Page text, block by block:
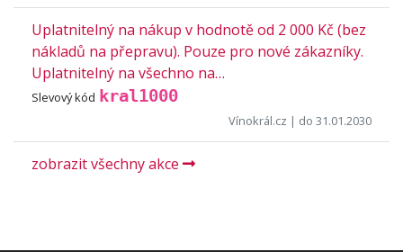
Uplatnitelný na nákup v hodnotě od 2 000 Kč (bez
nákladů na přepravu). Pouze pro nové zákazníky.
Uplatnitelný na všechno na…
Slevový kód kral1000
Vínokrál.cz | do 31.01.2030
zobrazit všechny akce